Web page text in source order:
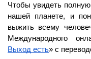
Чтобы увидеть
нашей планете, и
выжить всему
Международного
Выход есть» с